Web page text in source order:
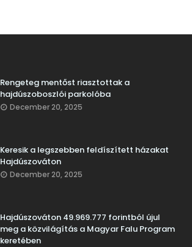
Rengeteg mentőst riasztottak a
hajdúszoboszlói parkolóba
December 20, 2025
Keresik a legszebben feldíszített házakat
Hajdúszováton
December 20, 2025
Hajdúszováton 49.969.777 forintból újul
meg a közvilágítás a Magyar Falu Program
keretében